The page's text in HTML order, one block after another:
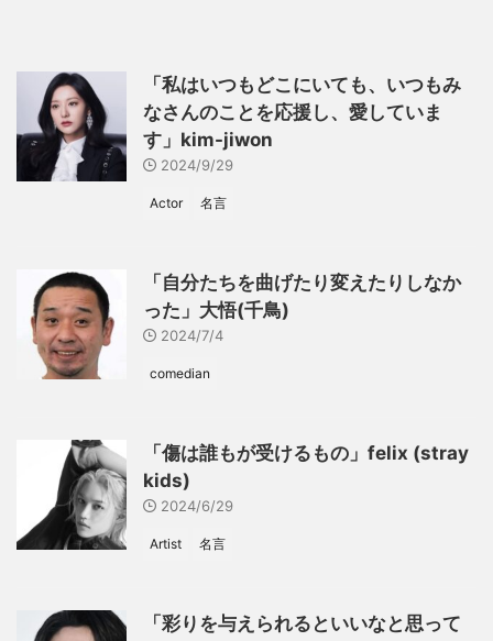
「私はいつもどこにいても、いつもみ
なさんのことを応援し、愛していま
す」kim-jiwon
2024/9/29
Actor 名言
「自分たちを曲げたり変えたりしなか
った」大悟(千鳥)
2024/7/4
comedian
「傷は誰もが受けるもの」felix (stray
kids)
2024/6/29
Artist 名言
「彩りを与えられるといいなと思って